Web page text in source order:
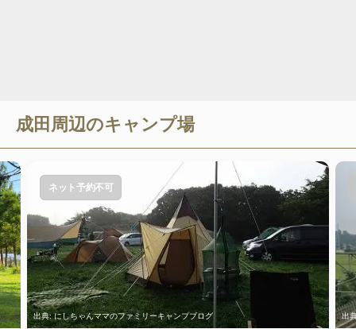
成田 周辺のキャンプ場
出典:にしちゃんママのファミリーキャンプブログ
ネット予約不可
出